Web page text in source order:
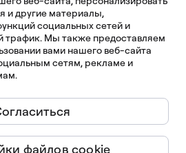
COMPLIANT
и другие материалы,
социальных сетей и
трафик. Мы также предоставляем
вами нашего веб-сайта
сетям, рекламе и
файлов cookie